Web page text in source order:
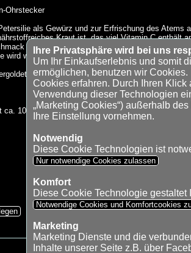
Ihre Privatsphäre wird bei uns
Um Ihr Einkaufserlebnis und somit
ermöglichen, benutzen wir
Cookies erfahren. Durch Ihren
Verwendung dieser Technologien
„Marketing Cookies“) außerhalb
Ihre Einstellung vornehmen.
Notwendig
Diese Cookie Technologien ist
Nur notwendige Cookies zulassen
Komfort
Diese Cookie Technologie
Notwendige Cookies und Komfortcookies
Marketing
Marketing Dienste und die
Inhalte unserer Seite z.B. über
Ohrstecker
als Gewürz und zur Erfrischung des Atems
Kraut ist, das viel Vitamin C enthält
einer Speise hervor und ist das am meisten
wird wegen ihres Geschmacks und ihrer
24 kt. - matt
ca. 10 - 14 Tage.